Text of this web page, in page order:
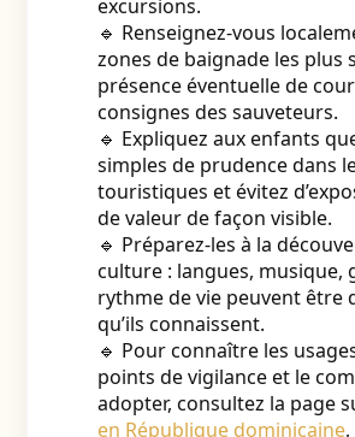
excursions.
🔹 Renseignez-vous
zones de baignade les plus
présence éventuelle de
consignes des sauveteurs.
🔹 Expliquez aux enfants
simples de prudence dans
touristiques et évitez
de valeur de façon visible.
🔹 Préparez-les à la
culture : langues, musique,
rythme de vie peuvent être
qu’ils connaissent.
🔹 Pour connaître les
points de vigilance et le
adopter, consultez la page
en République dominicaine,